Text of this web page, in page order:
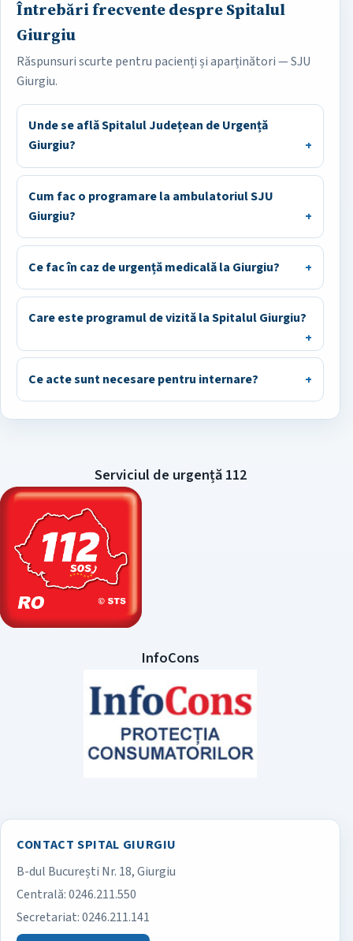
Întrebări frecvente despre Spitalul
Giurgiu
Răspunsuri scurte pentru pacienți și aparținători — SJU
Giurgiu.
Unde se află Spitalul Județean de Urgență
Giurgiu?
Cum fac o programare la ambulatoriul SJU
Giurgiu?
Ce fac în caz de urgență medicală la Giurgiu?
Care este programul de vizită la Spitalul Giurgiu?
Ce acte sunt necesare pentru internare?
Serviciul de urgență 112
InfoCons
CONTACT SPITAL GIURGIU
Spitalul Județean de Urgență Giurgiu
B-dul București Nr. 18, Giurgiu
Centrală:0246.211.550
Secretariat:0246.211.141